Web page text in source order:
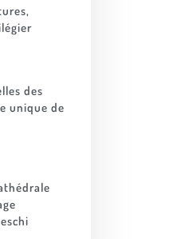
des
unique de